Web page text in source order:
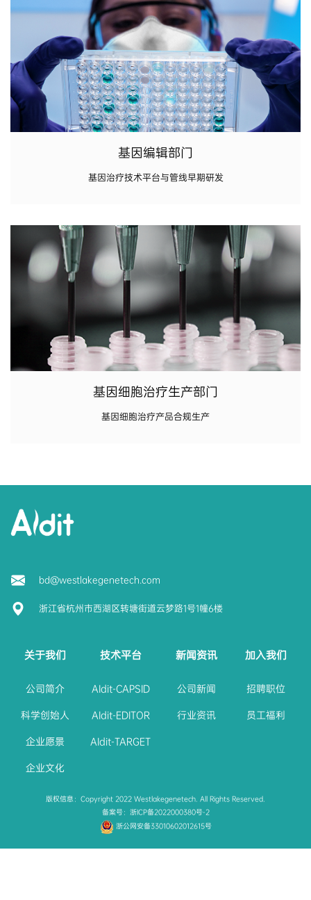
基因编辑部门
基因治疗技术平台与管线早期研发
基因细胞治疗生产部门
基因细胞治疗产品合规生产
bd@westlakegenetech.com
浙江省杭州市西湖区转塘街道云梦路1号1幢6楼
关于我们 技术平台 新闻资讯 加入我们
公司简介 AIdit-CAPSID 公司新闻 招聘职位
科学创始人 AIdit-EDITOR 行业资讯 员工福利
企业愿景 AIdit-TARGET
企业文化
版权信息：Copyright 2022 Westlakegenetech. All Rights Reserved.
备案号：浙ICP备2022000380号-2
浙公网安备33010602012615号